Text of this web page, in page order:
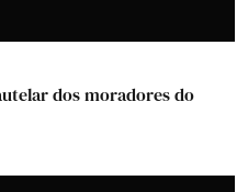
dos moradores do